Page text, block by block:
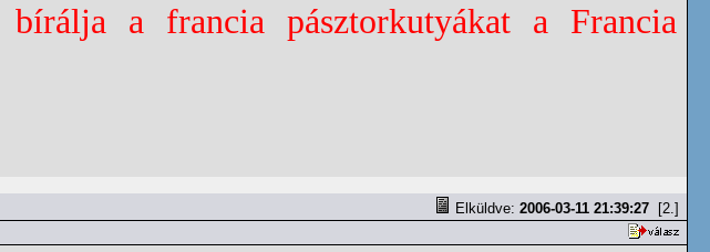
a francia pásztorkutyákat a Francia
Elküldve: 2006-03-11 21:39:27 [2.]